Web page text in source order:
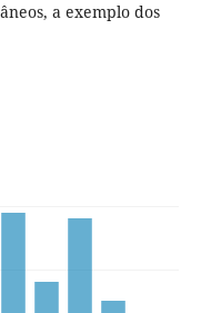
a exemplo dos